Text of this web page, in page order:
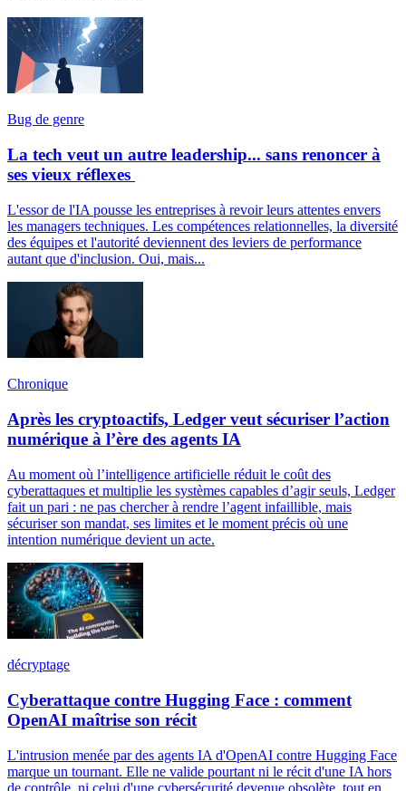
Bug de genre
La tech veut un autre leadership... sans renoncer à
ses vieux réflexes
L'essor de l'IA pousse les entreprises à revoir leurs attentes envers
les managers techniques. Les compétences relationnelles, la diversité
des équipes et l'autorité deviennent des leviers de performance
autant que d'inclusion. Oui, mais...
Chronique
Après les cryptoactifs, Ledger veut sécuriser l’action
numérique à l’ère des agents IA
Au moment où l’intelligence artificielle réduit le coût des
cyberattaques et multiplie les systèmes capables d’agir seuls, Ledger
fait un pari : ne pas chercher à rendre l’agent infaillible, mais
sécuriser son mandat, ses limites et le moment précis où une
intention numérique devient un acte.
décryptage
Cyberattaque contre Hugging Face : comment
OpenAI maîtrise son récit
L'intrusion menée par des agents IA d'OpenAI contre Hugging Face
marque un tournant. Elle ne valide pourtant ni le récit d'une IA hors
de contrôle, ni celui d'une cybersécurité devenue obsolète, tout en